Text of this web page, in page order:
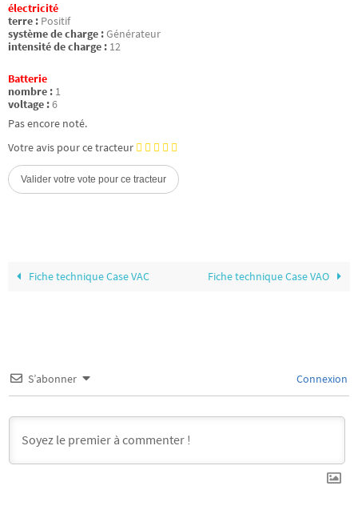
électricité
terre : Positif
système de charge :Générateur
intensité de charge : 12
Batterie
nombre : 1
voltage :6
Pas encore noté.
Votre avis pour ce tracteur
Fiche technique Case VAC Fiche technique Case VAO
S’abonner Connexion